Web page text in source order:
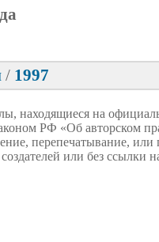
/ 1997
находящиеся на
РФ «Об авторском
перепечатывание, или
создателей или без ссылки